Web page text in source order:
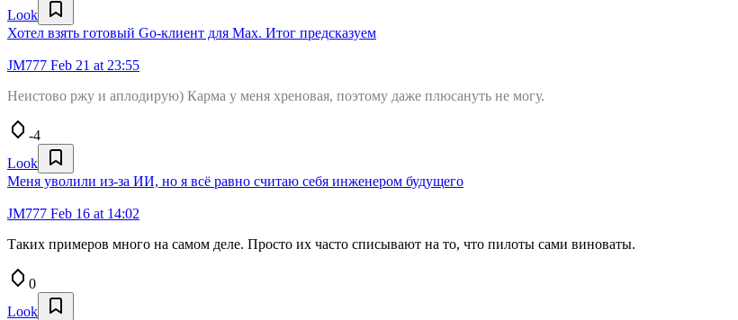
Look
Хотел взять готовый Go-клиент для Max. Итог предсказуем
JM777 Feb 21 at 23:55
Неистово ржу и аплодирую) Карма у меня хреновая, поэтому даже плюсануть не могу.
-4
Look
Меня уволили из-за ИИ, но я всё равно считаю себя инженером будущего
JM777 Feb 16 at 14:02
Таких примеров много на самом деле. Просто их часто списывают на то, что пилоты сами виноваты.
0
Look